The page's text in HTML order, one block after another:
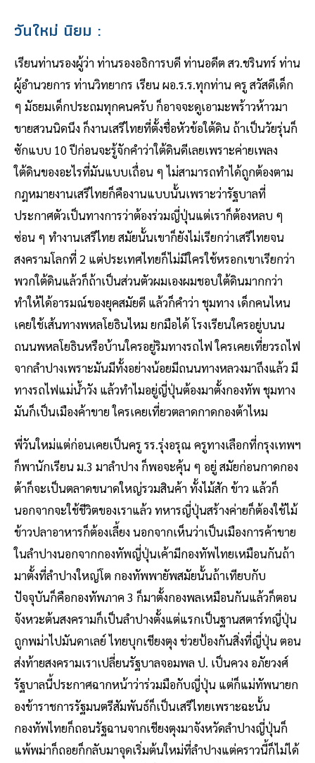
วันใหม่ นิยม :
เรียนท่านรองผู้ว่า ท่านรองอธิการบดี ท่านอดีต สว.ชรินทร์ ท่าน
ผู้อำนวยการ ท่านวิทยากร เรียน ผอ.ร.ร.ทุกท่าน ครู สวัสดีเด็ก
ๆ มัธยมเด็กประถมทุกคนครับ ก็อาจจะดูเอามะพร้าวห้าวมา
ขายสวนนิดนึง ก็งานเสรีไทยที่ตั้งชื่อหัวข้อใต้ดิน ถ้าเป็นวัยรุ่นก็
ซักแบบ 10 ปีก่อนจะรู้จักคำว่าใต้ดินดีเลยเพราะค่ายเพลง
ใต้ดินของอะไรที่มันแบบเถื่อน ๆ ไม่สามารถทำได้ถูกต้องตาม
กฎหมายงานเสรีไทยก็คืองานแบบนั้นเพราะว่ารัฐบาลที่
ประกาศตัวเป็นทางการว่าต้องร่วมญี่ปุ่นแต่เราก็ต้องหลบ ๆ
ซ่อน ๆ ทำงานเสรีไทย สมัยนั้นเขาก็ยังไม่เรียกว่าเสรีไทยจน
สงครามโลกที่ 2 แต่ประเทศไทยก็ไม่มีใครใช้หรอกเขาเรียกว่า
พวกใต้ดินแล้วก็ถ้าเป็นส่วนตัวผมเองผมชอบใต้ดินมากกว่า
ทำให้ได้อารมณ์ของยุคสมัยดี แล้วก็คำว่า ชุมทาง เด็กคนไหน
เคยใช้เส้นทางพหลโยธินไหม ยกมือได้ โรงเรียนใครอยู่บนน
ถนนพหลโยธินหรือบ้านใครอยู่ริมทางรถไฟ ใครเคยเที่ยวรถไฟ
จากลำปางเพราะมันมีทั้งอย่างน้อยมีถนนทางหลวงมาถึงแล้ว มี
ทางรถไฟแม่น้ำวัง แล้วทำไมอยู่ญี่ปุ่นต้องมาตั้งกองทัพ ชุมทาง
มันก็เป็นเมืองค้าขาย ใครเคยเที่ยวตลาดกาดกองต้าไหม
พี่วันใหม่แต่ก่อนเคยเป็นครู รร.รุ่งอรุณ ครูทางเลือกที่กรุงเทพฯ
ก็พานักเรียน ม.3 มาลำปาง ก็พอจะคุ้น ๆ อยู่ สมัยก่อนกาดกอง
ต้าก็จะเป็นตลาดขนาดใหญ่รวมสินค้า ทั้งไม้สัก ข้าว แล้วก็
นอกจากจะใช้ชีวิตของเราแล้ว ทหารญี่ปุ่นสร้างค่ายก็ต้องใช้ไม้
ข้าวปลาอาหารก็ต้องเลี้ยง นอกจากเห็นว่าเป็นเมืองการค้าขาย
ในลำปางนอกจากกองทัพญี่ปุ่นเค้ามีกองทัพไทยเหมือนกันถ้า
มาตั้งที่ลำปางใหญ่โต กองทัพพายัพสมัยนั้นถ้าเทียบกับ
ปัจจุบันก็คือกองทัพภาค 3 ก็มาตั้งกองพลเหมือนกันแล้วก็ตอน
จังหวะต้นสงครามก็เป็นลำปางตั้งแต่แรกเป็นฐานสตาร์ทญี่ปุ่น
ถูกพม่าไปมันดาเลย์ ไทยบุกเชียงตุง ช่วยป้องกันสิ่งที่ญี่ปุ่น ตอน
ส่งท้ายสงครามเราเปลี่ยนรัฐบาลจอมพล ป. เป็นควง อภัยวงศ์
รัฐบาลนี้ประกาศฉากหน้าว่าร่วมมือกับญี่ปุ่น แต่ก็แม่ทัพนายก
องข้าราชการรัฐมนตรีสัมพันธ์ก็เป็นเสรีไทยเพราะฉะนั้น
กองทัพไทยก็ถอนรัฐฉานจากเชียงตุงมาจังหวัดลำปางญี่ปุ่นก็
แพ้พม่าก็ถอยก็กลับมาจุดเริ่มต้นใหม่ที่ลำปางแต่คราวนี้ก็ไม่ได้